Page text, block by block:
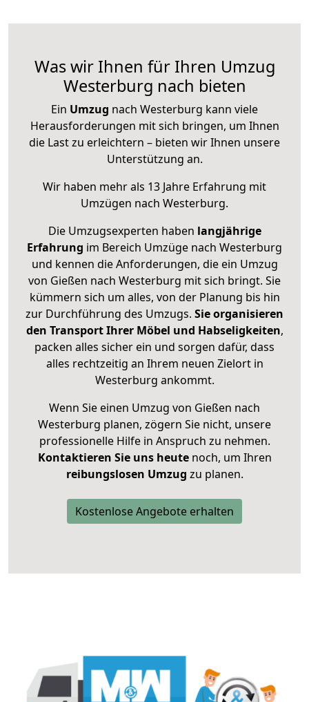
Was wir Ihnen für Ihren Umzug
Westerburg nach bieten
Ein Umzug nach Westerburg kann viele
Herausforderungen mit sich bringen, um Ihnen
die Last zu erleichtern – bieten wir Ihnen unsere
Unterstützung an.
Wir haben mehr als 13 Jahre Erfahrung mit
Umzügen nach Westerburg.
Die Umzugsexperten haben langjährige
Erfahrung im Bereich Umzüge nach Westerburg
und kennen die Anforderungen, die ein Umzug
von Gießen nach Westerburg mit sich bringt. Sie
kümmern sich um alles, von der Planung bis hin
zur Durchführung des Umzugs. Sie organisieren
den Transport Ihrer Möbel und Habseligkeiten,
packen alles sicher ein und sorgen dafür, dass
alles rechtzeitig an Ihrem neuen Zielort in
Westerburg ankommt.
Wenn Sie einen Umzug von Gießen nach
Westerburg planen, zögern Sie nicht, unsere
professionelle Hilfe in Anspruch zu nehmen.
Kontaktieren Sie uns heutenoch, um Ihren
reibungslosen Umzug zu planen.
Kostenlose Angebote erhalten